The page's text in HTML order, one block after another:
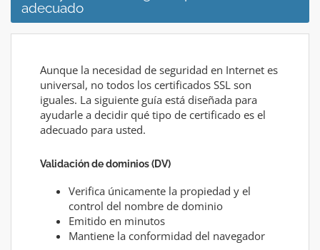
adecuado
Aunque la necesidad de seguridad en Internet es
universal, no todos los certificados SSL son
iguales. La siguiente guía está diseñada para
ayudarle a decidir qué tipo de certificado es el
adecuado para usted.
Validación de dominios (DV)
Verifica únicamente la propiedad y el
control del nombre de dominio
Emitido en minutos
Mantiene la conformidad del navegador